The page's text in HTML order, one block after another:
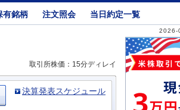
有銘柄 注文照会 当日約定一覧
2026-
取引所株価：15分ディレイ
決算発表スケジュール